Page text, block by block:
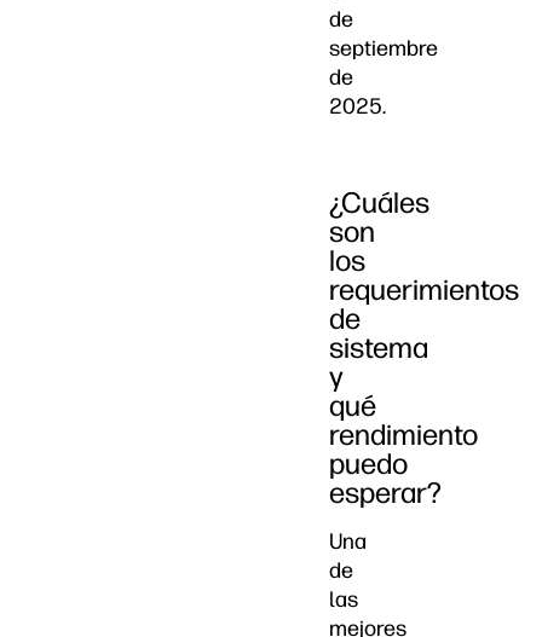
de
septiembre
de
2025.
¿Cuáles
son
los
requerimientos
de
sistema
y
qué
rendimiento
puedo
esperar?
Una
de
las
mejores